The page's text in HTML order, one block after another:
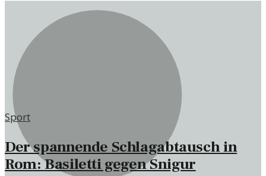
Sport
Der spannende Schlagabtausch in
Rom: Basiletti gegen Snigur